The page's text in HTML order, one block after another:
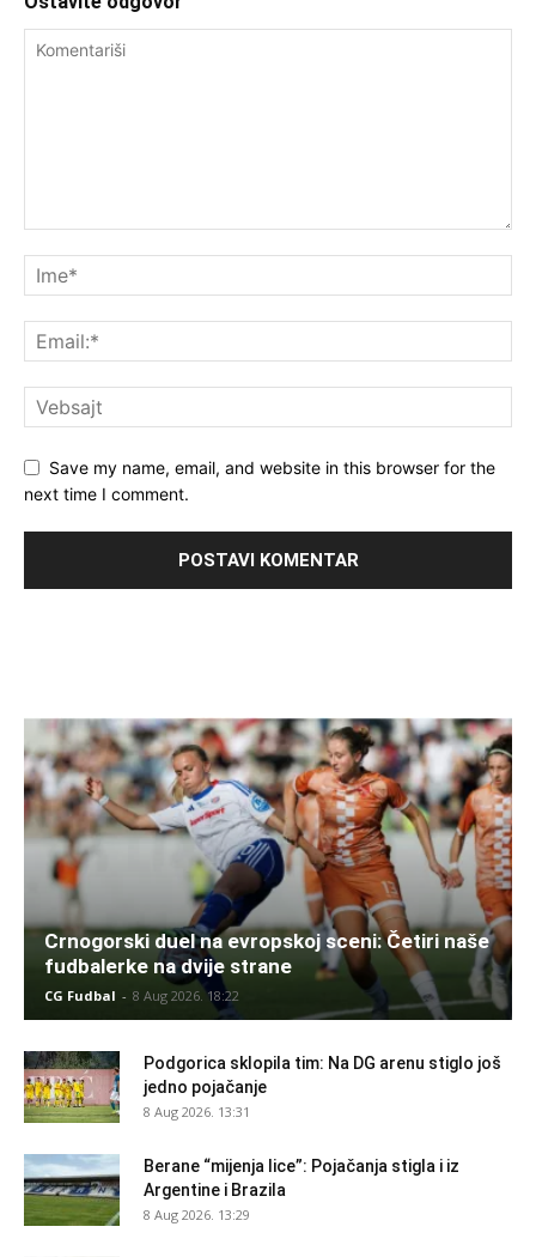
Save my name, email, and website in this browser for the
next time I comment.
Crnogorski duel na evropskoj sceni: Četiri naše
fudbalerke na dvije strane
CG Fudbal - 8 Aug 2026. 18:22
Podgorica sklopila tim: Na DG arenu stiglo još
jedno pojačanje
8 Aug 2026. 13:31
Berane “mijenja lice”: Pojačanja stigla i iz
Argentine i Brazila
8 Aug 2026. 13:29